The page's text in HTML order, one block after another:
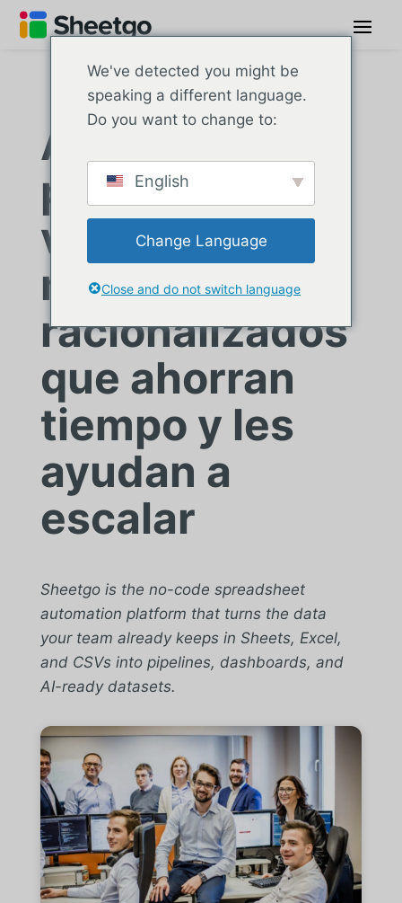
AllWins:
procesos de
ventas y
marketing
racionalizados
que ahorran
tiempo y les
ayudan a
escalar
Sheetgo is the no-code spreadsheet
automation platform that turns the data
your team already keeps in Sheets, Excel,
and CSVs into pipelines, dashboards, and
AI-ready datasets.
We've detected you might be
speaking a different language.
Do you want to change to:
English
Change Language
Close and do not switch language